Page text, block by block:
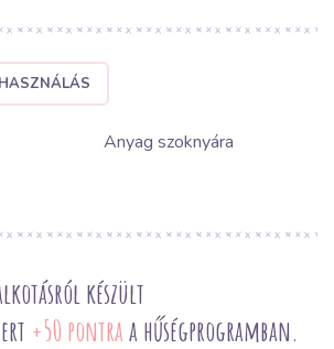
Anyag szoknyára
alkotásról készült
+50 pontraa hűségprogramban.